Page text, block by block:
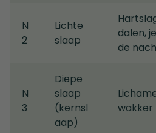
N
2
Lichte
slaap
dalen,
de
N
3
Diepe
slaap
(kernsl
aap)
wakker